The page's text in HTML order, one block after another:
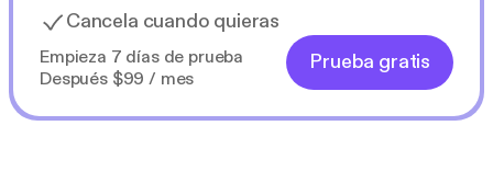
Cancela cuando quieras
Empieza 7 días de prueba
Después $99 / mes
Prueba gratis